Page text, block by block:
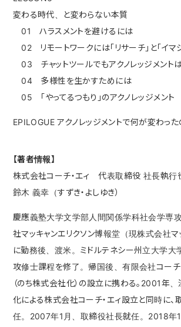
変わる時代、と変わらない本質
01 ハラスメントを避けるには
02 リモートワークには「リサーチ」と「イマ
03 チャットツールでもアクノレッジメント
04 多様性を生かすためには
05 「やってるつもり」のアクノレッジメント
EPILOGUE アクノレッジメントで何が変わった
【著者情報】
株式会社コーチ・エィ 代表取締役 社長執行
鈴木 義幸（すずき・よしゆき）
慶應義塾大学文学部人間関係学科社会学専
社マッキャンエリクソン博報堂（現株式会社マ
に勤務後、渡米。ミドルテネシー州立大学
攻修士課程を修了。帰国後、有限会社コーチ
（のち株式会社化）の設立に携わる。2001年
化による株式会社コーチ・エィ設立と同時に
任。2007年1月、取締役社長就任。2018年1